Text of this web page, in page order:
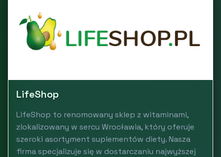
LifeShop
LifeShop to renomowany sklep z witaminami,
zlokalizowany w sercu Wrocławia, który oferuje
szeroki asortyment suplementów diety. Nasza
firma specjalizuje się w dostarczaniu najwyższej